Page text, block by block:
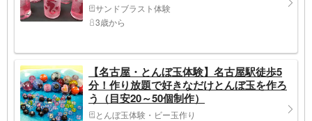
サンドブラスト体験
3歳から
【名古屋・とんぼ玉体験】名古屋駅徒歩5
分！作り放題で好きなだけとんぼ玉を作ろ
う（目安20～50個制作）
とんぼ玉体験・ビー玉作り